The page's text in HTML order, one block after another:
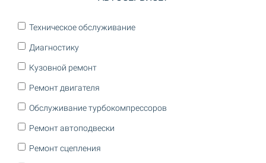
Техническое обслуживание
Диагностику
Кузовной ремонт
Ремонт двигателя
Обслуживание турбокомпрессоров
Ремонт автоподвески
Ремонт сцепления